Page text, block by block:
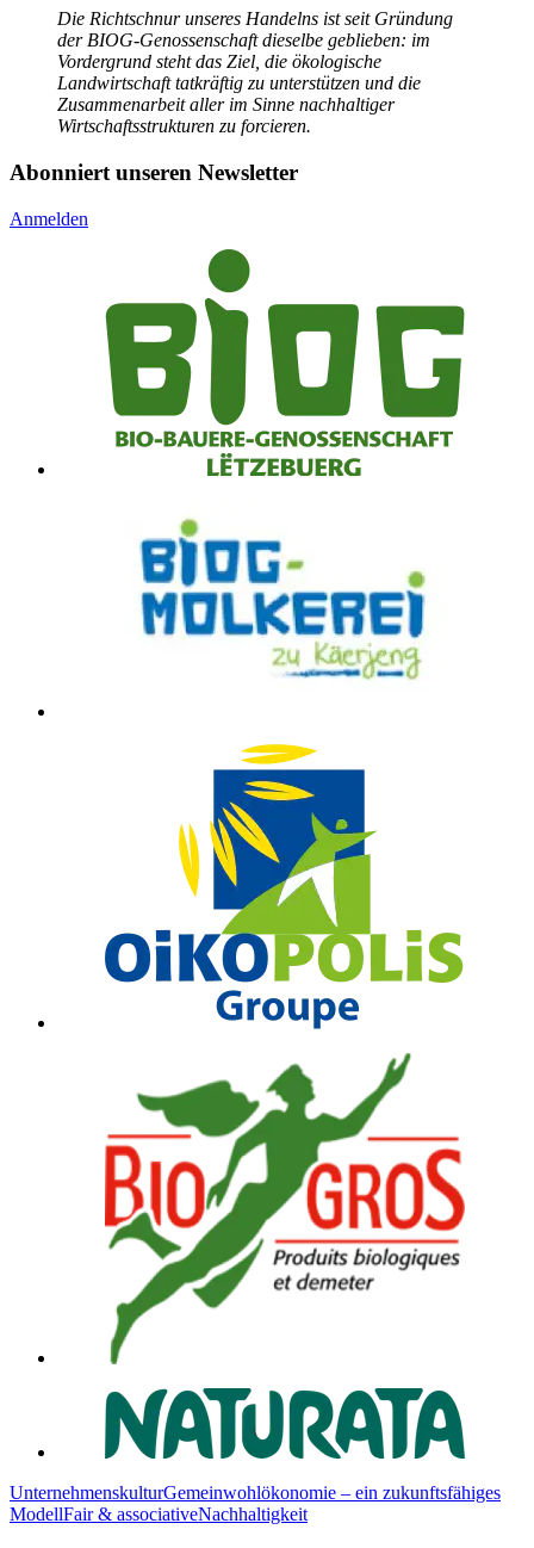
Die Richtschnur unseres Handelns ist seit Gründung
der BIOG-Genossenschaft dieselbe geblieben: im
Vordergrund steht das Ziel, die ökologische
Landwirtschaft tatkräftig zu unterstützen und die
Zusammenarbeit aller im Sinne nachhaltiger
Wirtschaftsstrukturen zu forcieren.
Abonniert unseren Newsletter
Anmelden
UnternehmenskulturGemeinwohlökonomie – ein zukunftsfähiges
ModellFair & associativeNachhaltigkeit